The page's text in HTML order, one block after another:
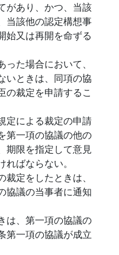
があり、かつ、当該
当該他の認定構想事
始又は再開を命ずる
た場合において、
いときは、同項の協
の裁定を申請するこ
定による裁定の申請
第一項の協議の他の
期限を指定して意見
ばならない。
定をしたときは、
協議の当事者に通知
は、第一項の協議の
第一項の協議が成立